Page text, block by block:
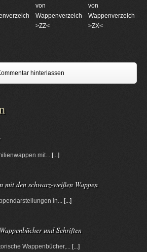
von
Wappenverzeichnungen
>ZZ<
von
>ZX<
hinterlassen
mit... [...]
mit den schwarz-weißen Wappen
in... [...]
und Schriften
Wappenbücher,... [...]